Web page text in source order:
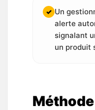
✓ Un
alerte
signalant
un produit